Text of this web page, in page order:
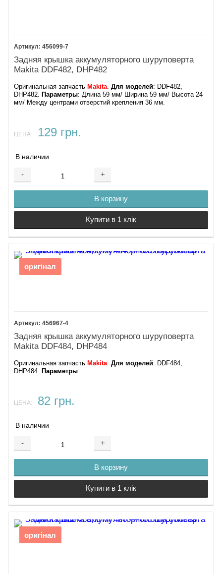
456099-7
Задняя крышка аккумуляторного шуруповерта
Makita DDF482, DHP482
Оригинальная запчасть Makita.Для моделей: DDF482,
DHP482. Параметры: Длина 59 мм/ Ширина 59 мм/ Высота 24
мм/ Между центрами отверстий крепления 36 мм.
ЦЕНА: 129 грн.
В наличии
- +
В корзину
Купити в 1 клік
оригінал
456967-4
Задняя крышка аккумуляторного шуруповерта
Makita DDF484, DHP484
Оригинальная запчасть Makita .Для моделей: DDF484,
DHP484.
Параметры:
ЦЕНА: 82 грн.
В наличии
- +
В корзину
Купити в 1 клік
оригінал